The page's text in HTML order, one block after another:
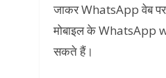
जाकर WhatsApp वेब पर
मोबाइल के WhatsApp
सकते हैं।